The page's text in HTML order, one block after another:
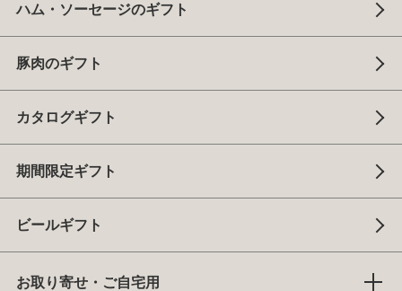
ハム・ソーセージのギフト
豚肉のギフト
カタログギフト
期間限定ギフト
ビールギフト
お取り寄せ・ご自宅用